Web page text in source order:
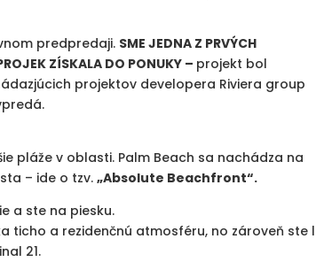
predpredaji. SME JEDNA Z PRVÝCH
ZÍSKALA DO PONUKY – projekt bol
projektov developera Riviera group
pláže v oblasti. Palm Beach sa nachádza na
– ide o tzv.„Absolute Beachfront“.
a ste na piesku.
ticho a rezidenčnú atmosféru, no zároveň ste
21.